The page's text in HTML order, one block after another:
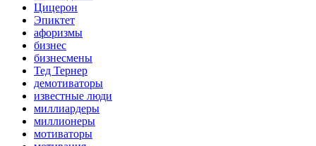
Цицерон
Эпиктет
афоризмы
бизнес
бизнесмены
Тед Тернер
демотиваторы
известные люди
миллиардеры
миллионеры
мотиваторы